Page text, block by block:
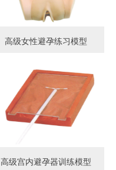
高级女性避孕练习模型
高级宫内避孕器训练模型